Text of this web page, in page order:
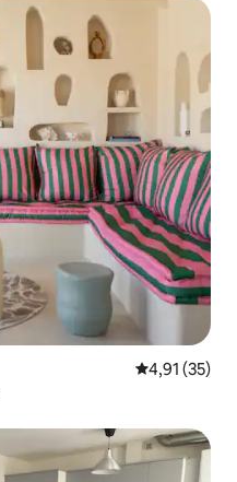
4,91 av 5 i
4,91 (35)